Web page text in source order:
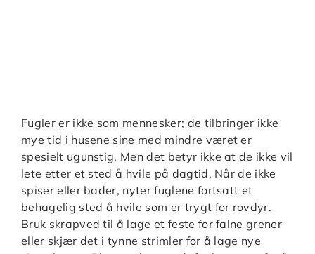
Fugler er ikke som mennesker; de tilbringer ikke
mye tid i husene sine med mindre været er
spesielt ugunstig. Men det betyr ikke at de ikke vil
lete etter et sted å hvile på dagtid. Når de ikke
spiser eller bader, nyter fuglene fortsatt et
behagelig sted å hvile som er trygt for rovdyr.
Bruk skrapved til å lage et feste for falne grener
eller skjær det i tynne strimler for å lage nye